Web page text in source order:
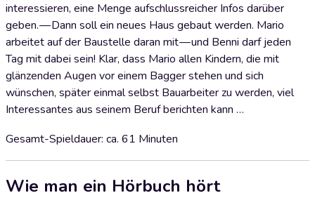
interessieren, eine Menge aufschlussreicher Infos darüber
geben. — Dann soll ein neues Haus gebaut werden. Mario
arbeitet auf der Baustelle daran mit — und Benni darf jeden
Tag mit dabei sein! Klar, dass Mario allen Kindern, die mit
glänzenden Augen vor einem Bagger stehen und sich
wünschen, später einmal selbst Bauarbeiter zu werden, viel
Interessantes aus seinem Beruf berichten kann …
Gesamt-Spieldauer: ca. 61 Minuten
Wie man ein Hörbuch hört